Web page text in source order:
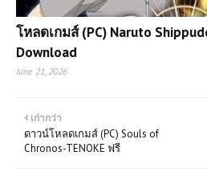
โหลดเกมส์ (PC) Naruto
Download
June 21, 2026
เก่ากว่า
ดาวน์โหลดเกมส์ (PC) Souls of
Chronos-TENOKE ฟรี